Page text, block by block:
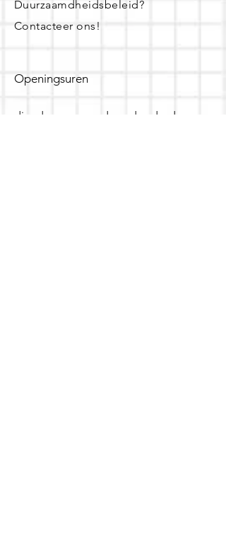
Duurzaamdheidsbeleid?
Contacteer ons!
Openingsuren
dinsdag - woensdag- donderdag: